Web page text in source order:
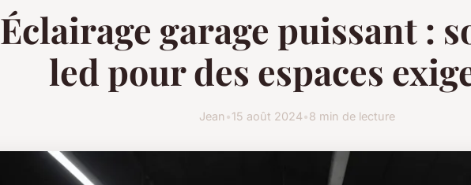
Éclairage garage puissant :
led pour des espaces
Jean•15 août 2024•8 min de lecture